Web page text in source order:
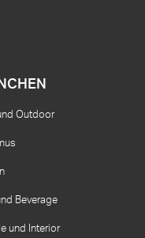
Outdoor
Beverage
und Interior